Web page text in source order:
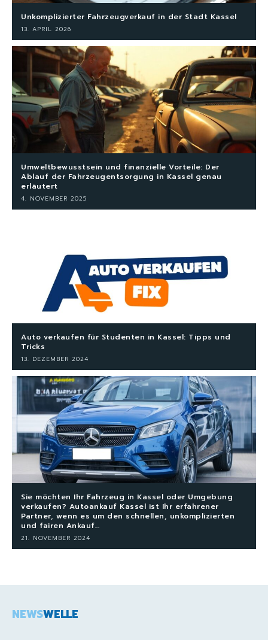
Unkomplizierter Fahrzeugverkauf in der Stadt Kassel
13. APRIL 2026
Umweltbewusstsein und finanzielle Vorteile: Der
Ablauf der Fahrzeugentsorgung in Kassel genau
erläutert
4. NOVEMBER 2025
Auto verkaufen für Studenten in Kassel: Tipps und
Tricks
13. DEZEMBER 2024
Sie möchten Ihr Fahrzeug in Kassel oder Umgebung
verkaufen? Autoankauf Kassel ist Ihr erfahrener
Partner, wenn es um den schnellen, unkomplizierten
und fairen Ankauf...
21. NOVEMBER 2024
NEWSWELLE